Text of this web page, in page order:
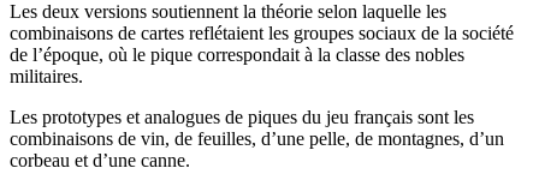
Les deux versions soutiennent la théorie selon laquelle les
combinaisons de cartes reflétaient les groupes sociaux de la société
de l’époque, où le pique correspondait à la classe des nobles
militaires.
Les prototypes et analogues de piques du jeu français sont les
combinaisons de vin, de feuilles, d’une pelle, de montagnes, d’un
corbeau et d’une canne.